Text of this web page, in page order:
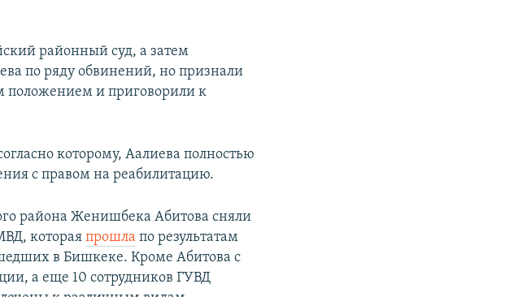
районный суд, а затем
по ряду обвинений, но признали
положением и приговорили к
которому, Аалиева полностью
с правом на реабилитацию.
района Женишбека Абитова сняли
котораяпрошла по результатам
в Бишкеке. Кроме Абитова с
а еще 10 сотрудников ГУВД